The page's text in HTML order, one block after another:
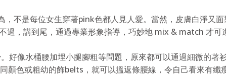
，不是每位女生穿著pink色都人見人愛。當然，皮膚白淨又
過，講到尾，通過專業形象指導，巧妙地 mix & match 才可
好像水桶腰加埋小腿腳粗等問題，原來都可以通過細微的著
顏色或粗幼的飾belts，就可以搵返條腰線，令自己看來有纖